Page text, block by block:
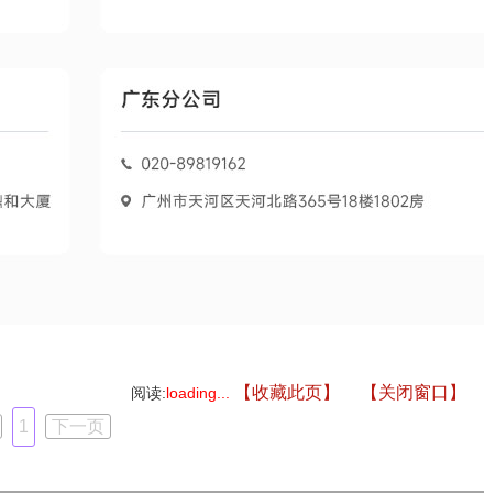
阅读:loading... 【收藏此页】
【关闭窗口】
1
下一页